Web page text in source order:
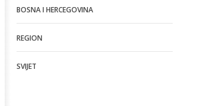
BOSNA I HERCEGOVINA
REGION
SVIJET